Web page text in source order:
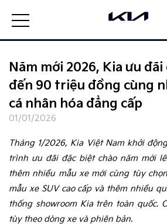
Năm mới 2026, Kia ưu
đến 90 triệu đồng cùng
cá nhân hóa đẳng cấp
01/01/2026
Tháng 1/2026, Kia Việt Nam khởi
trình ưu đãi đặc biệt chào năm mới
thêm nhiều mẫu xe mới cùng tùy
mẫu xe SUV cao cấp và thêm nhiều
thống showroom Kia trên toàn quốc.
tùy theo dòng xe và phiên bản.